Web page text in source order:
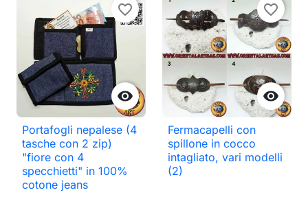

favorite_border
Portafogli nepalese (4
tasche con 2 zip)
"fiore con 4
specchietti" in 100%
cotone jeans

favorite_border
Fermacapelli con
spillone in cocco
intagliato, vari modelli
(2)